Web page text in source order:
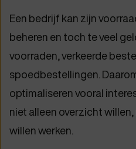
Een bedrijf kan zijn
beheren en toch te veel
voorraden, verkeerde
spoedbestellingen.
optimaliseren vooral
niet alleen overzicht
willen werken.